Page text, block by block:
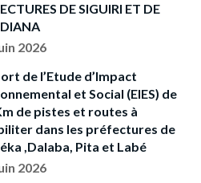
DE SIGUIRI ET DE
2026
de l’Etude d’Impact
et Social (EIES) de
de pistes et routes à
dans les préfectures de
,Dalaba, Pita et Labé
2026